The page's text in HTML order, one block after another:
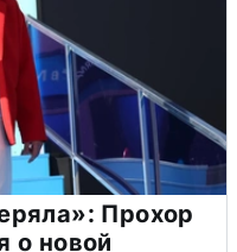
Прохор
о новой